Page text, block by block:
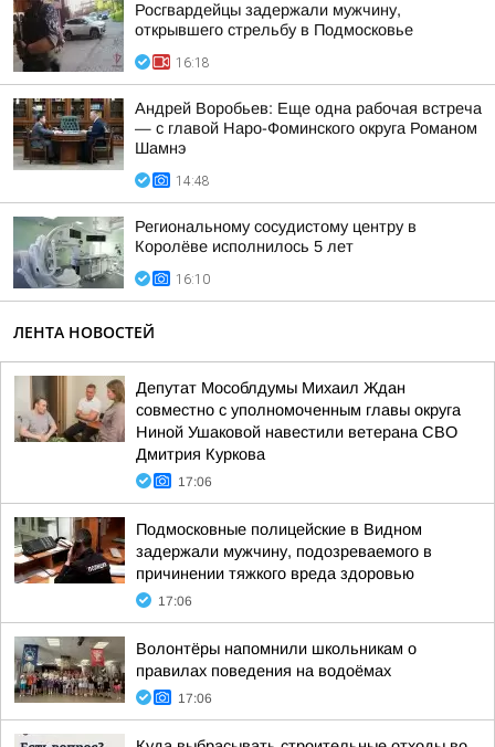
Росгвардейцы задержали мужчину,
открывшего стрельбу в Подмосковье
16:18
Андрей Воробьев: Еще одна рабочая встреча
— с главой Наро-Фоминского округа Романом
Шамнэ
14:48
Региональному сосудистому центру в
Королёве исполнилось 5 лет
16:10
ЛЕНТА НОВОСТЕЙ
Депутат Мособлдумы Михаил Ждан
совместно с уполномоченным главы округа
Ниной Ушаковой навестили ветерана СВО
Дмитрия Куркова
17:06
Подмосковные полицейские в Видном
задержали мужчину, подозреваемого в
причинении тяжкого вреда здоровью
17:06
Волонтёры напомнили школьникам о
правилах поведения на водоёмах
17:06